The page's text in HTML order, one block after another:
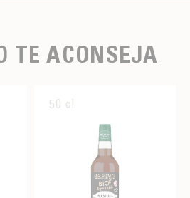
TE ACONSEJA
50 cl